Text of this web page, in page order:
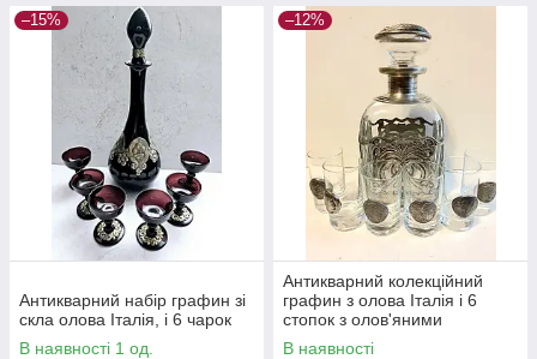
–15%
Антикварний набір графин зі
скла олова Італія, і 6 чарок
В наявності 1 од.
–12%
Антикварний колекційний
графин з олова Італія і 6
стопок з олов'яними
медалями
В наявності